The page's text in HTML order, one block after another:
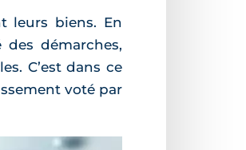
leurs biens. En
démarches,
C’est dans ce
voté par